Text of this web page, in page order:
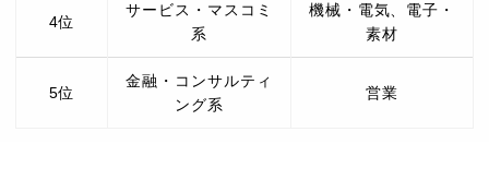
4位
サービス・マスコミ
系
機械・電気、電子・
素材
5位
金融・コンサルティ
ング系
営業